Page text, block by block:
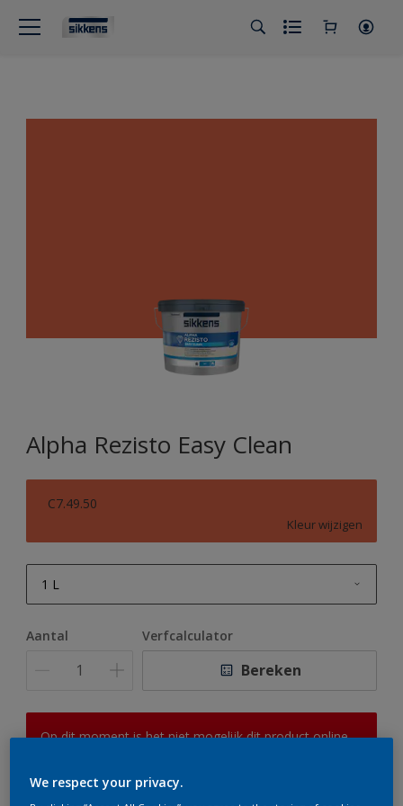
Alpha Rezisto Easy Clean
C7.49.50
Kleur wijzigen
1 L
10 L
Aantal Verfcalculator
Bereken
Op dit moment is het niet mogelijk dit product online
er hard aan om de voorraad aan te vullen.
We respect your privacy.